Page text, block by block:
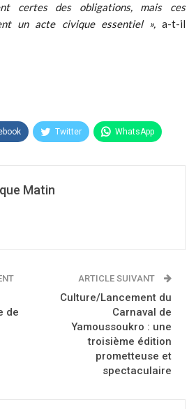
certes des obligations, mais ces
un acte civique essentiel »,a-t-il
Twitter WhatsApp
Matin
de
ARTICLE SUIVANT
Culture/Lancement du
Carnaval de
Yamoussoukro : une
troisième édition
prometteuse et
spectaculaire